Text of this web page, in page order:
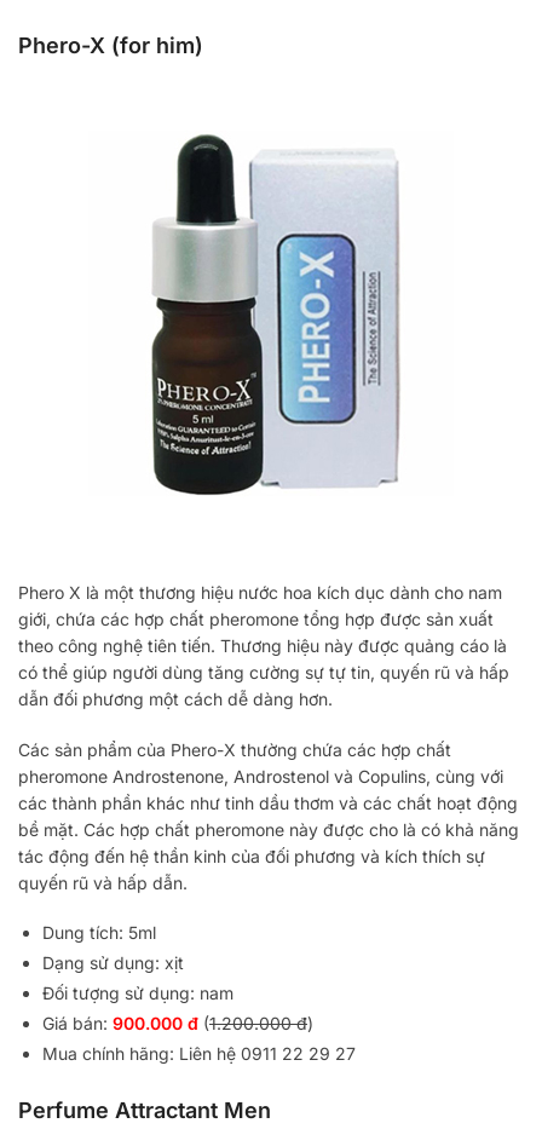
Phero-X (for him)
Phero X là một thương hiệu nước hoa kích dục dành cho nam
giới, chứa các hợp chất pheromone tổng hợp được sản xuất
theo công nghệ tiên tiến. Thương hiệu này được quảng cáo là
có thể giúp người dùng tăng cường sự tự tin, quyến rũ và hấp
dẫn đối phương một cách dễ dàng hơn.
Các sản phẩm của Phero-X thường chứa các hợp chất
pheromone Androstenone, Androstenol và Copulins, cùng với
các thành phần khác như tinh dầu thơm và các chất hoạt động
bề mặt. Các hợp chất pheromone này được cho là có khả năng
tác động đến hệ thần kinh của đối phương và kích thích sự
quyến rũ và hấp dẫn.
Dung tích: 5ml
Dạng sử dụng: xịt
Đối tượng sử dụng: nam
Giá bán: 900.000 đ (1.200.000 đ)
Mua chính hãng: Liên hệ 0911 22 29 27
Perfume Attractant Men